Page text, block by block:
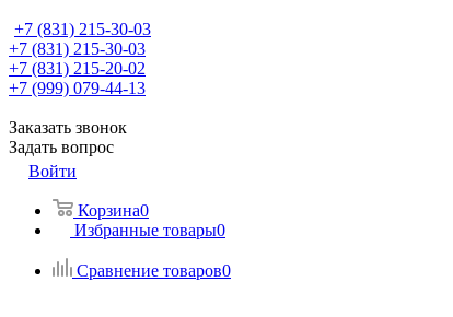
+7 (831) 215-30-03
+7 (831) 215-30-03
+7 (831) 215-20-02
+7 (999) 079-44-13
Заказать звонок
Задать вопрос
Войти
Корзина0
Избранные товары0
Сравнение товаров0